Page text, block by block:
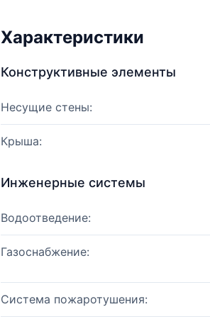
Характеристики
Конструктивные элементы
Несущие стены:
Крыша:
Инженерные системы
Водоотведение:
Газоснабжение:
Система пожаротушения: